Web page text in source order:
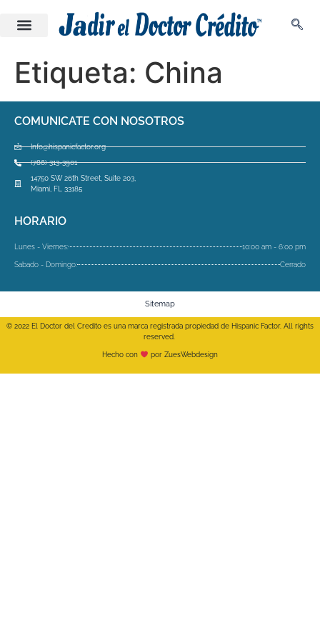
Etiqueta: China
COMUNICATE CON NOSOTROS
Info@hispanicfactor.org
(786) 313-3901
14750 SW 26th Street, Suite 203,
Miami, FL 33185
HORARIO
Lunes - Viernes: 10:00 am - 6:00 pm
Sabado - Domingo: Cerrado
Sitemap
© 2022 El Doctor del Credito es una marca registrada propiedad de Hispanic Factor. All rights
reserved.
Hecho con por ZuesWebdesign